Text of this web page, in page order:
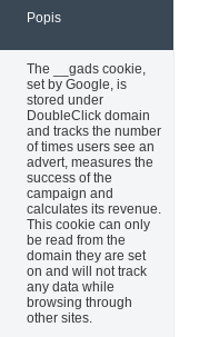
Popis
The __gads cookie,
set by Google, is
stored under
DoubleClick domain
and tracks the number
of times users see an
advert, measures the
success of the
campaign and
calculates its revenue.
This cookie can only
be read from the
domain they are set
on and will not track
any data while
browsing through
other sites.